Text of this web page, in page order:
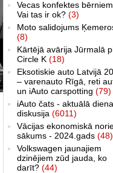
Vecas konfektes
Vai tas ir ok? (3)
Moto salidojums
(8)
Kārtējā avārija Jūrmalā
Circle K (18)
Eksotiskie auto Latvijā
– varenauto Rīgā, reti
un iAuto carspotting (79)
iAuto čats - aktuālā
diskusija (6011)
Vācijas ekonomiskā
sākums - 2024.gads (48)
Volkswagen jaunajiem
dzinējiem zūd jauda, ko
darīt? (44)